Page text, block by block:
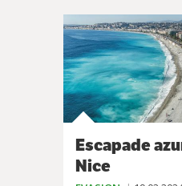
Escapade
Nice